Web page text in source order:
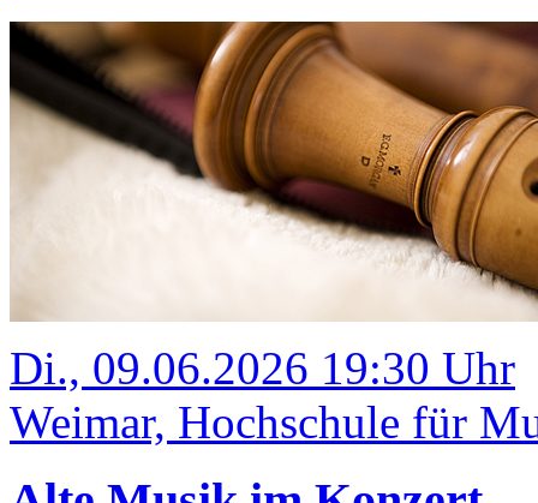
Di., 09.06.2026 19:30 Uhr
Weimar, Hochschule für